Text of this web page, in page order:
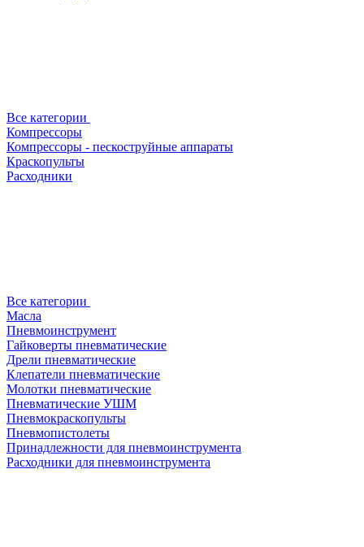
Все категории
Компрессоры
Компрессоры - пескоструйные аппараты
Краскопульты
Расходники
Все категории
Масла
Пневмоинструмент
Гайковерты пневматические
Дрели пневматические
Клепатели пневматические
Молотки пневматические
Пневматические УШМ
Пневмокраскопульты
Пневмопистолеты
Принадлежности для пневмоинструмента
Расходники для пневмоинструмента